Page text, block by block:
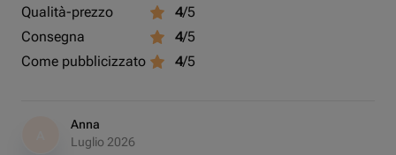
Qualità-prezzo 4/5
Consegna
4/5
Come pubblicizzato
4/5
Anna
Luglio 2026